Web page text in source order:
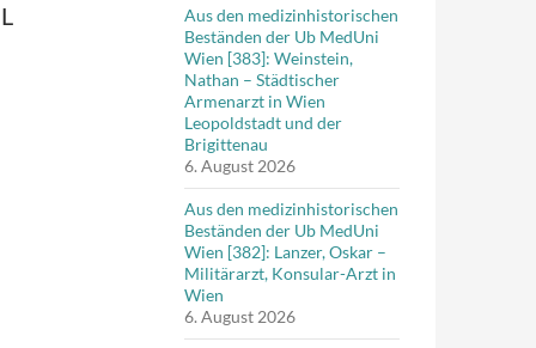
Aus den medizinhistorischen
Beständen der Ub MedUni
Wien [383]: Weinstein,
Nathan – Städtischer
Armenarzt in Wien
Leopoldstadt und der
Brigittenau
6. August 2026
Aus den medizinhistorischen
Beständen der Ub MedUni
Wien [382]: Lanzer, Oskar –
Militärarzt, Konsular-Arzt in
Wien
6. August 2026